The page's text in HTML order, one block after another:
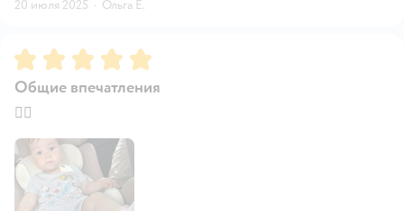
20 июля 2025 · Ольга Е.
Рейтинг:5
Общие впечатления
👍🏻